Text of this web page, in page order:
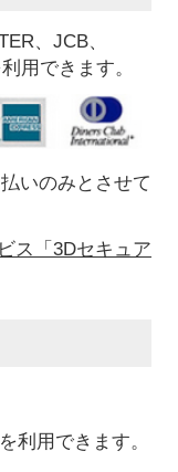
、JCB、
用できます。
いのみとさせて
ス「3Dセキュア
利用できます。